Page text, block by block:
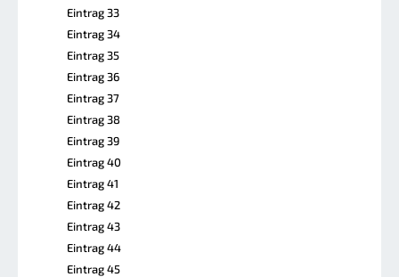
Eintrag 33
Eintrag 34
Eintrag 35
Eintrag 36
Eintrag 37
Eintrag 38
Eintrag 39
Eintrag 40
Eintrag 41
Eintrag 42
Eintrag 43
Eintrag 44
Eintrag 45